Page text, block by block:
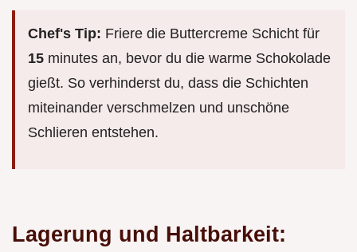
Chef's Tip: Friere die Buttercreme Schicht für
15 minutes an, bevor du die warme Schokolade
gießt. So verhinderst du, dass die Schichten
miteinander verschmelzen und unschöne
Schlieren entstehen.
Lagerung und Haltbarkeit: